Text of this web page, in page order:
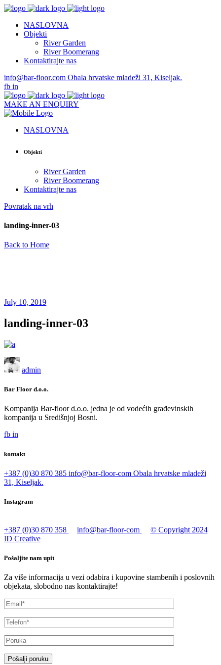
NASLOVNA
Objekti
River Garden
River Boomerang
Kontaktirajte nas
info@bar-floor.com Obala hrvatske mladeži 31, Kiseljak.
fb in
MAKE AN ENQUIRY
NASLOVNA
Objekti
River Garden
River Boomerang
Kontaktirajte nas
Povratak na vrh
landing-inner-03
Back to Home
July 10, 2019
landing-inner-03
admin
Bar Floor d.o.o.
Kompanija Bar-floor d.o.o. jedna je od vodećih građevinskih
kompanija u Središnjoj Bosni.
fb in
kontakt
+387 (0)30 870 385 info@bar-floor-com Obala hrvatske mladeži
31, Kiseljak.
Instagram
+387 (0)30 870 358 info@bar-floor-com
© Copyright 2024
ID Creative
Pošaljite nam upit
Za više informacija u vezi odabira i kupovine stambenih i poslovnih
objekata, slobodno nas kontaktirajte!
Pošalji poruku